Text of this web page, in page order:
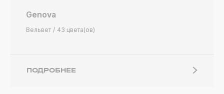
Genova
Вельвет 43 цвета(ов)
ПОДРОБНЕЕ